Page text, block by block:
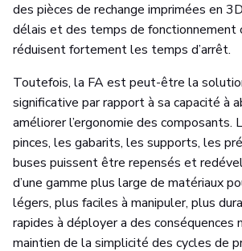
des pièces de rechange imprimées en
délais et des temps de fonctionnement
réduisent fortement les temps d’arrêt.
Toutefois, la FA est peut-être la
significative par rapport à sa capacité à
améliorer l’ergonomie des composants.
pinces, les gabarits, les supports, les
buses puissent être repensés et
d’une gamme plus large de matériaux
légers, plus faciles à manipuler, plus
rapides à déployer a des conséquences
maintien de la simplicité des cycles de